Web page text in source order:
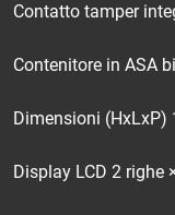
Contatto tamper
Contenitore in ASA
Dimensioni (HxLxP)
Display LCD 2 righe